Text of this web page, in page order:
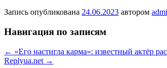
Запись опубликована 24.06.2023 автором
Навигация по записям
← «Его настигла карма»: известный актёр
Replyua.net →